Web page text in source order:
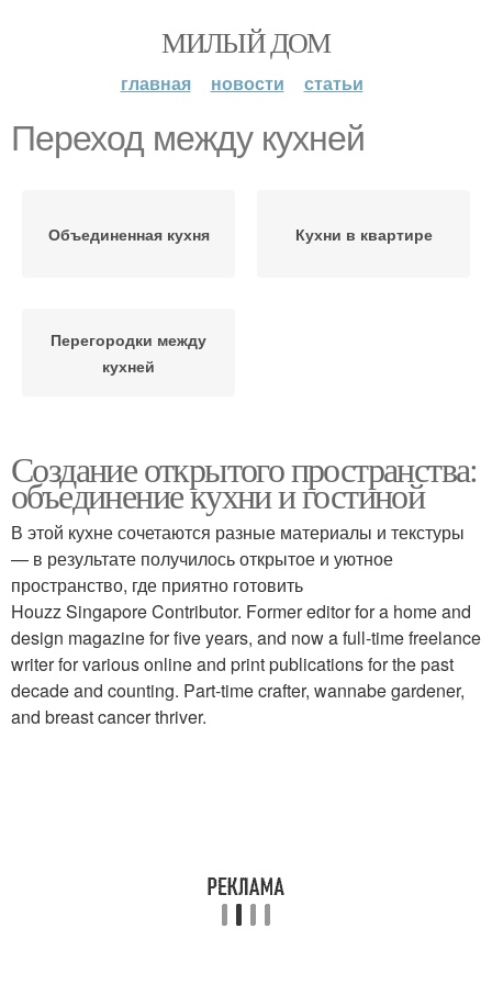
МИЛЫЙ ДОМ
главная новости статьи
Переход между кухней
Объединенная кухня Кухни в квартире
Перегородки между
кухней
Создание открытого пространства:
объединение кухни и гостиной
В этой кухне сочетаются разные материалы и текстуры
— в результате получилось открытое и уютное
пространство, где приятно готовить
Houzz Singapore Contributor. Former editor for a home and
design magazine for five years, and now a full-time freelance
writer for various online and print publications for the past
decade and counting. Part-time crafter, wannabe gardener,
and breast cancer thriver.